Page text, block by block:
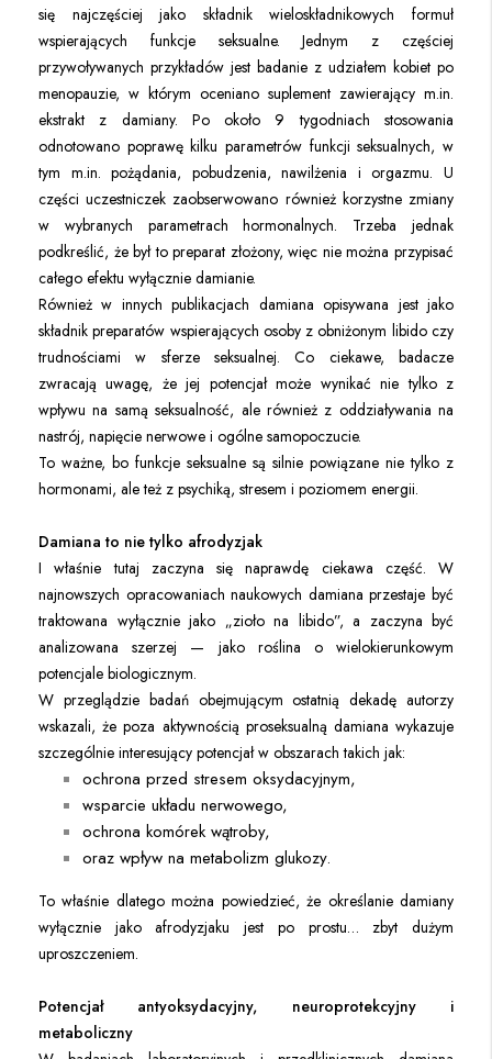
się najczęściej jako składnik wieloskładnikowych formuł
wspierających funkcje seksualne. Jednym z częściej
przywoływanych przykładów jest badanie z udziałem kobiet po
menopauzie, w którym oceniano suplement zawierający m.in.
ekstrakt z damiany. Po około 9 tygodniach stosowania
odnotowano poprawę kilku parametrów funkcji seksualnych, w
tym m.in. pożądania, pobudzenia, nawilżenia i orgazmu. U
części uczestniczek zaobserwowano również korzystne zmiany
w wybranych parametrach hormonalnych. Trzeba jednak
podkreślić, że był to preparat złożony, więc nie można przypisać
całego efektu wyłącznie damianie.
Również w innych publikacjach damiana opisywana jest jako
składnik preparatów wspierających osoby z obniżonym libido czy
trudnościami w sferze seksualnej. Co ciekawe, badacze
zwracają uwagę, że jej potencjał może wynikać nie tylko z
wpływu na samą seksualność, ale również z oddziaływania na
nastrój, napięcie nerwowe i ogólne samopoczucie.
To ważne, bo funkcje seksualne są silnie powiązane nie tylko z
hormonami, ale też z psychiką, stresem i poziomem energii.
Damiana to nie tylko afrodyzjak
I właśnie tutaj zaczyna się naprawdę ciekawa część. W
najnowszych opracowaniach naukowych damiana przestaje być
traktowana wyłącznie jako „zioło na libido”, a zaczyna być
analizowana szerzej — jako roślina o wielokierunkowym
potencjale biologicznym.
W przeglądzie badań obejmującym ostatnią dekadę autorzy
wskazali, że poza aktywnością proseksualną damiana wykazuje
szczególnie interesujący potencjał w obszarach takich jak:
ochrona przed stresem oksydacyjnym,
wsparcie układu nerwowego,
ochrona komórek wątroby,
oraz wpływ na metabolizm glukozy.
To właśnie dlatego można powiedzieć, że określanie damiany
wyłącznie jako afrodyzjaku jest po prostu… zbyt dużym
uproszczeniem.
Potencjał antyoksydacyjny, neuroprotekcyjny i
metaboliczny